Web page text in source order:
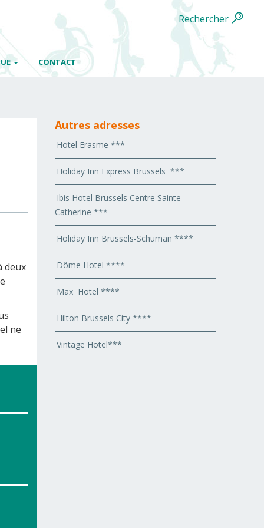
Rechercher
CONTACT
deux
ne
Autres adresses
Hotel Erasme ***
Holiday Inn Express Brussels ***
Ibis Hotel Brussels Centre Sainte-
Catherine ***
Holiday Inn Brussels-Schuman ****
Dôme Hotel ****
Max Hotel ****
Hilton Brussels City ****
Vintage Hotel***